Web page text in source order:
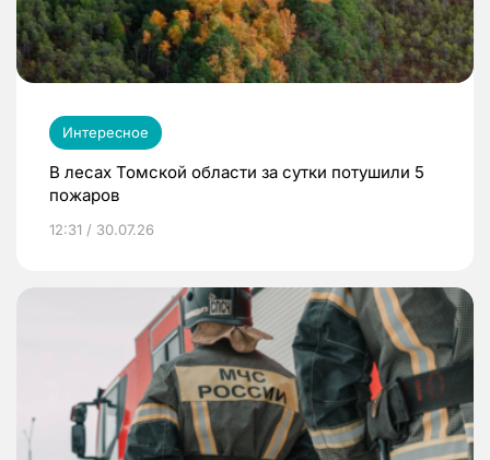
Интересное
В лесах Томской области за сутки потушили 5
пожаров
12:31 / 30.07.26